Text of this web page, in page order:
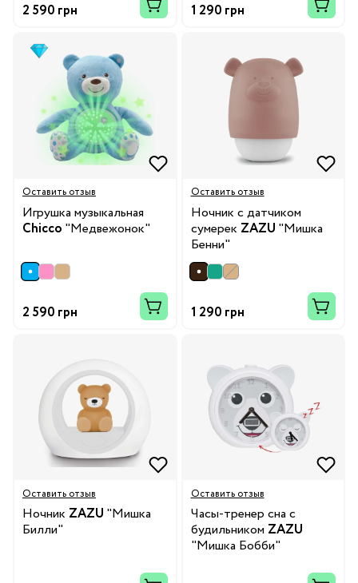
2 590 грн 1 290 грн
Оставить отзыв
Игрушка музыкальная
Chicco "Медвежонок"
2 590 грн
Оставить отзыв
Ночник с датчиком
сумерек ZAZU "Мишка
Бенни"
1 290 грн
Оставить отзыв
Ночник ZAZU "Мишка
Билли"
Оставить отзыв
Часы-тренер сна с
будильником ZAZU
"Мишка Бобби"